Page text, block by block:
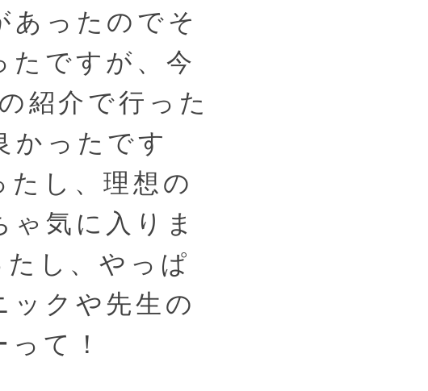
あったのでそ
たですが、今
紹介で行った
かったです
たし、理想の
気に入りま
し、やっぱ
ックや先生の
て！